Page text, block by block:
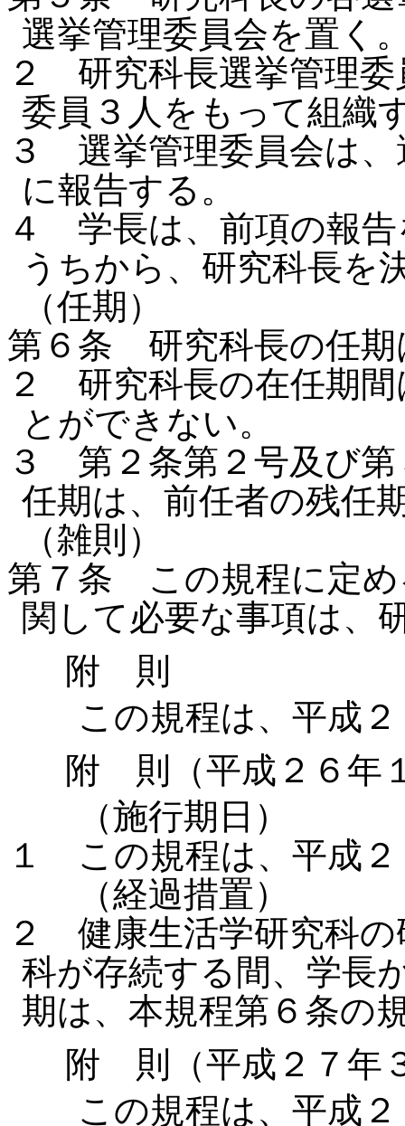
選挙管理委員会を置く
２ 研究科長選挙管理委
委員３人をもって組織
３ 選挙管理委員会は、
に報告する。
４ 学長は、前項の報告
うちから、研究科長を
（任期）
第６条 研究科長の任期
２ 研究科長の在任期
とができない。
３ 第２条第２号及び第
任期は、前任者の残任
（雑則）
第７条 この規程に定め
関して必要な事項は、
附 則
この規程は、平成２
附 則（平成２６年
（施行期日）
１ この規程は、平成２
（経過措置）
２ 健康生活学研究科の
科が存続する間、学長
期は、本規程第６条の
附 則（平成２７年
この規程は、平成２